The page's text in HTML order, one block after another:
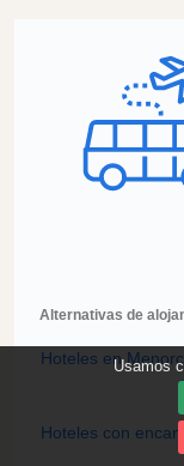
Usamos
Alternativas de
Hoteles en
Hoteles con